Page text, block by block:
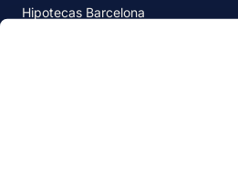
Hipotecas Barcelona